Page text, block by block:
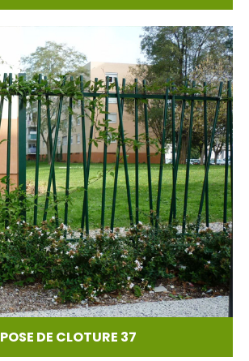
POSE DE CLOTURE 37